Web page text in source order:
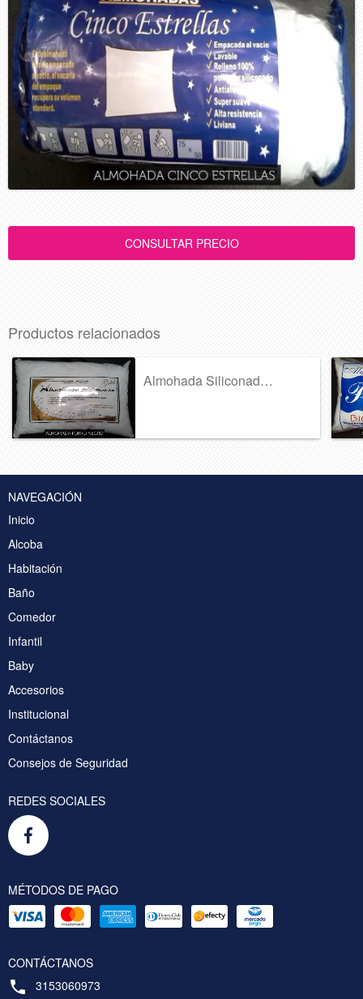
Productos relacionados
Almohada Siliconada Forro Negro
NAVEGACIÓN
Inicio
Alcoba
Habitación
Baño
Comedor
Infantil
Baby
Accesorios
Institucional
Contáctanos
Consejos de Seguridad
REDES SOCIALES
MÉTODOS DE PAGO
CONTÁCTANOS
3153060973